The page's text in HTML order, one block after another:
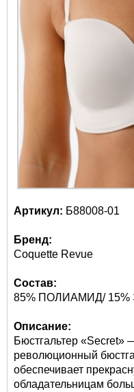
Артикул: Б88008-01
Бренд:
Coquette Revue
Состав:
85% ПОЛИАМИД/ 15%
Описание:
Бюстгальтер «Secret»
революционный
обеспечивает
обладательницам